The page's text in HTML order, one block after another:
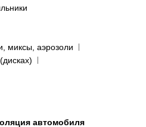
миксы, аэрозоли
автомобиля